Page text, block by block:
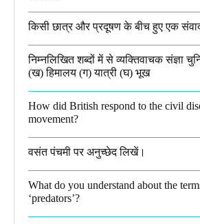
किसी छात्र और प्रदूषण के बीच हुए एक
निम्नलिखित शब्दों में से व्यक्तिवाचक संज्ञा
(ख) हिमालय (ग) यात्री (घ) भूख​
How did British respond to the civil
movement?
वसंत पंचमी पर अनुच्छेद लिखें।
What do you understand about the
‘predators’?​